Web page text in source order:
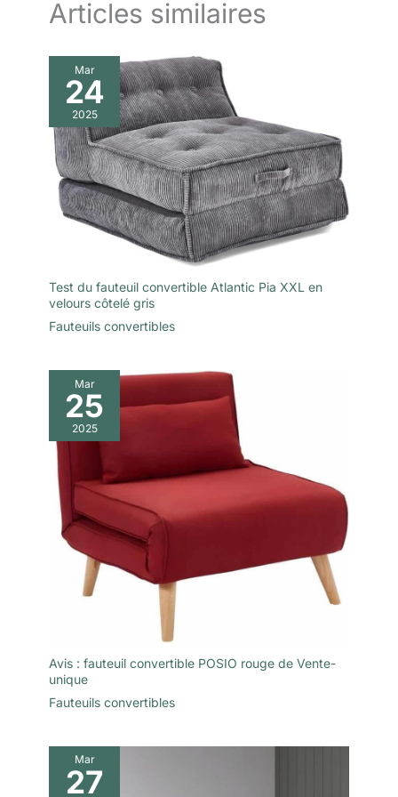
facilitant le nettoyage des petits accidents quotidiens.
Articles similaires
Mar
24
2025
Test du fauteuil convertible Atlantic Pia XXL en
velours côtelé gris
Fauteuils convertibles
Mar
25
2025
Avis : fauteuil convertible POSIO rouge de Vente-
unique
Fauteuils convertibles
Mar
27